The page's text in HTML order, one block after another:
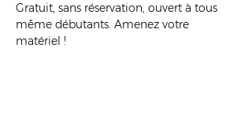
Gratuit, sans réservation, ouvert à tous
même débutants. Amenez votre
matériel !